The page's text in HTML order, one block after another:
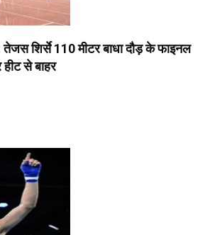
शिर्से 110 मीटर बाधा दौड़ के फाइनल
हीट से बाहर